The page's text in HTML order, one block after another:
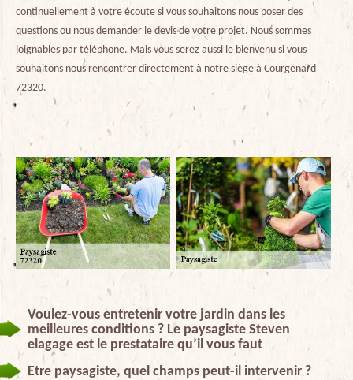
continuellement à votre écoute si vous souhaitons nous poser des
questions ou nous demander le devis de votre projet. Nous sommes
joignables par téléphone. Mais vous serez aussi le bienvenu si vous
souhaitons nous rencontrer directement à notre siège à Courgenard
72320.
Voulez-vous entretenir votre jardin dans les
meilleures conditions ? Le paysagiste Steven
elagage est le prestataire qu’il vous faut
Etre paysagiste, quel champs peut-il intervenir ?